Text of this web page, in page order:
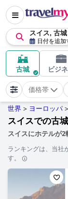
スイス, 古城
日付を追加
古城 ビジ
価格帯
世界 > ヨーロッパ >
スイスでの古
スイスにホテルが2
ランキングは、当社
す。